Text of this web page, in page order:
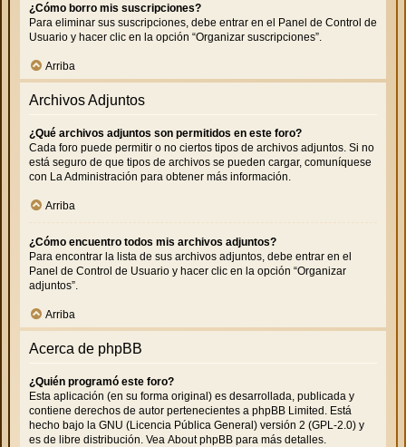
¿Cómo borro mis suscripciones?
Para eliminar sus suscripciones, debe entrar en el Panel de Control de
Usuario y hacer clic en la opción “Organizar suscripciones”.
Arriba
Archivos Adjuntos
¿Qué archivos adjuntos son permitidos en este foro?
Cada foro puede permitir o no ciertos tipos de archivos adjuntos. Si no
está seguro de que tipos de archivos se pueden cargar, comuníquese
con La Administración para obtener más información.
Arriba
¿Cómo encuentro todos mis archivos adjuntos?
Para encontrar la lista de sus archivos adjuntos, debe entrar en el
Panel de Control de Usuario y hacer clic en la opción “Organizar
adjuntos”.
Arriba
Acerca de phpBB
¿Quién programó este foro?
Esta aplicación (en su forma original) es desarrollada, publicada y
contiene derechos de autor pertenecientes a phpBB Limited . Está
hecho bajo la GNU (Licencia Pública General) versión 2 (GPL-2.0) y
es de libre distribución. Vea About phpBB para más detalles.